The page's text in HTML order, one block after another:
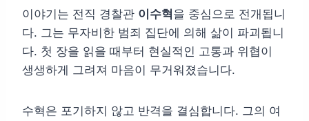
이야기는 전직 경찰관 이수혁을 중심으로 전개됩니
다. 그는 무자비한 범죄 집단에 의해 삶이 파괴됩니
다. 첫 장을 읽을 때부터 현실적인 고통과 위협이
생생하게 그려져 마음이 무거워졌습니다.
수혁은 포기하지 않고 반격을 결심합니다. 그의 여